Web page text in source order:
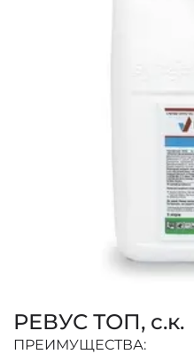
РЕВУС ТОП, с.к.
ПРЕИМУЩЕСТВА: